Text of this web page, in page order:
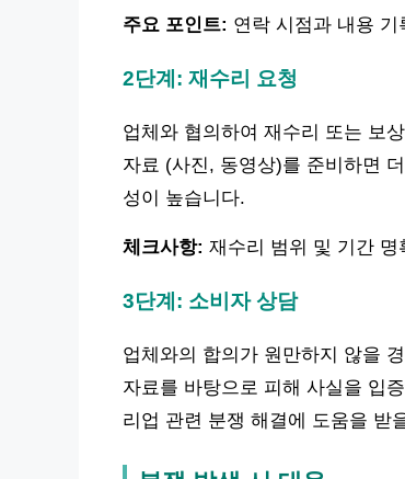
주요 포인트: 연락 시점과 내용
2단계: 재수리 요청
업체와 협의하여 재수리 또는 보
자료 (사진, 동영상)를 준비하면
성이 높습니다.
체크사항: 재수리 범위 및 기간 명
3단계: 소비자 상담
업체와의 합의가 원만하지 않을
자료를 바탕으로 피해 사실을 입
리업 관련 분쟁 해결에 도움을 받